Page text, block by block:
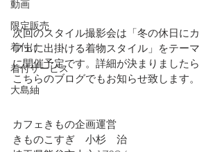
動画
限定販売
着付け
着付サービス
大島紬
次回のスタイル撮影会は「冬の休日にカ
フェに出掛ける着物スタイル」をテーマ
に開催予定です。詳細が決まりましたら
こちらのブログでもお知らせ致します。
カフェきもの企画運営
きものこすぎ　小杉　治